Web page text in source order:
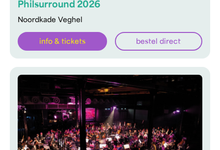
Noordkade Veghel
Philsurround 2026
info & tickets bestel direct